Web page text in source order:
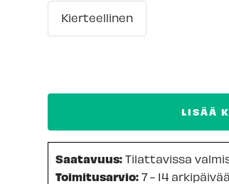
Kierteellinen
LISÄÄ
Saatavuus:Tilattavissa
Toimitusarvio:7 - 14 arkipäivää